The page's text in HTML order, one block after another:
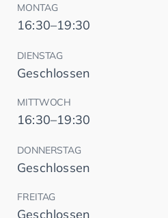
MONTAG
16:30–19:30
DIENSTAG
Geschlossen
MITTWOCH
16:30–19:30
DONNERSTAG
Geschlossen
FREITAG
Geschlossen